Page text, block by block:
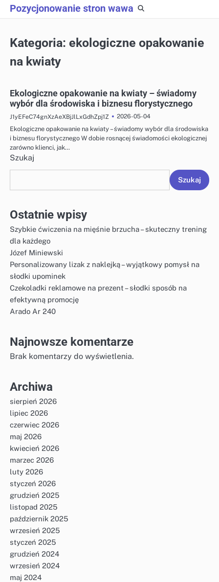
Skip
to
Pozycjonowanie stron wawa
Kategoria: ekologiczne opakowanie
na kwiaty
Ekologiczne opakowanie na kwiaty – świadomy
wybór dla środowiska i biznesu florystycznego
J1yEFeC74gnXzAeXBjJlLxGdhZpj1Z
2026-05-04
Ekologiczne opakowanie na kwiaty – świadomy wybór dla środowiska
i biznesu florystycznego W dobie rosnącej świadomości ekologicznej
zarówno klienci, jak…
Szukaj
Szukaj
Ostatnie wpisy
Szybkie ćwiczenia na mięśnie brzucha – skuteczny trening
dla każdego
Józef Miniewski
Personalizowany lizak z naklejką – wyjątkowy pomysł na
słodki upominek
Czekoladki reklamowe na prezent – słodki sposób na
efektywną promocję
Arado Ar 240
Najnowsze komentarze
Brak komentarzy do wyświetlenia.
Archiwa
sierpień 2026
lipiec 2026
czerwiec 2026
maj 2026
kwiecień 2026
marzec 2026
luty 2026
styczeń 2026
grudzień 2025
listopad 2025
październik 2025
wrzesień 2025
styczeń 2025
grudzień 2024
wrzesień 2024
maj 2024